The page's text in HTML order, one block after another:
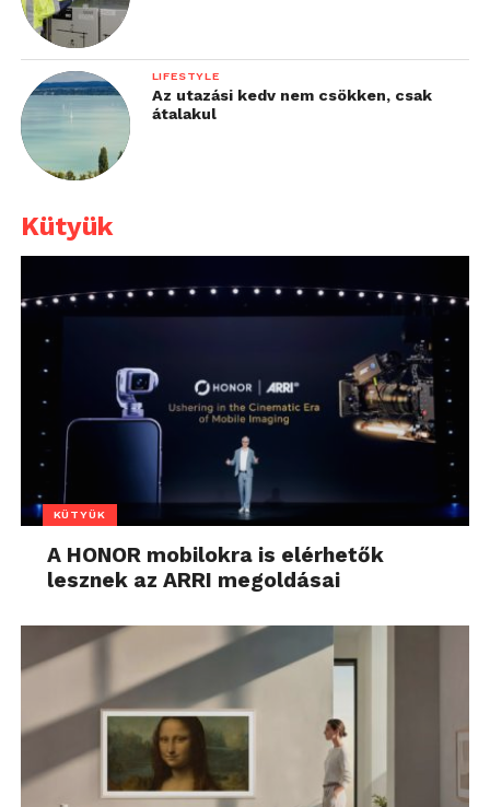
LIFESTYLE
Az utazási kedv nem csökken, csak
átalakul
Kütyük
KÜTYÜK
A HONOR mobilokra is elérhetők
lesznek az ARRI megoldásai